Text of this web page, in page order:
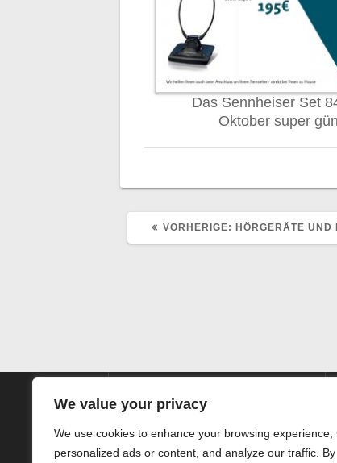
We value your privacy
We use cookies to enhance your browsing experience,
personalized ads or content, and analyze our traffic. By
Das Sennheiser Set
Oktober super
VORHERIGE: VORHERIGER
HÖRGERÄTE UND